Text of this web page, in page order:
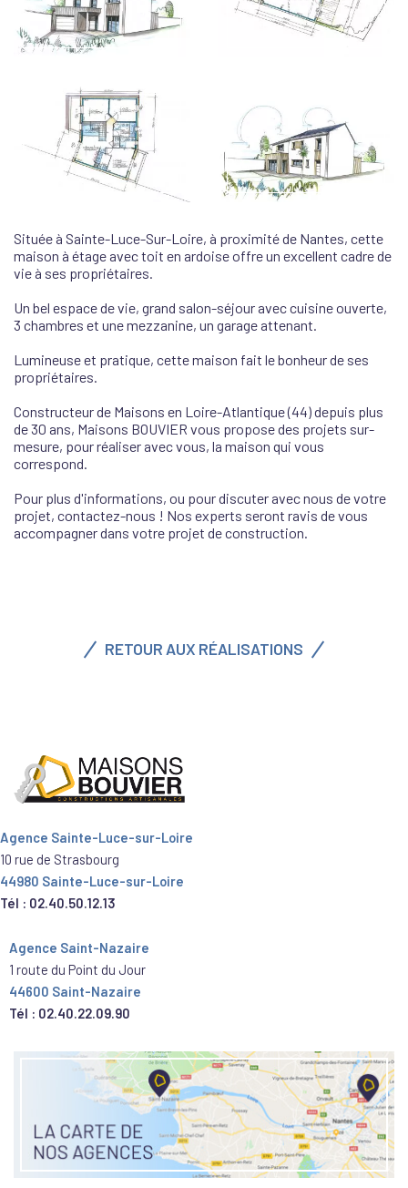
Située à Sainte-Luce-Sur-Loire, à proximité de Nantes, cette
maison à étage avec toit en ardoise offre un excellent cadre de
vie à ses propriétaires.
Un bel espace de vie, grand salon-séjour avec cuisine ouverte,
3 chambres et une mezzanine, un garage attenant.
Lumineuse et pratique, cette maison fait le bonheur de ses
propriétaires.
Constructeur de Maisons en Loire-Atlantique (44) depuis plus
de 30 ans, Maisons BOUVIER vous propose des projets sur-
mesure, pour réaliser avec vous, la maison qui vous
correspond.
Pour plus d'informations, ou pour discuter avec nous de votre
projet, contactez-nous ! Nos experts seront ravis de vous
accompagner dans votre projet de construction.
RETOUR AUX RÉALISATIONS
Agence Sainte-Luce-sur-Loire
10 rue de Strasbourg
44980 Sainte-Luce-sur-Loire
Tél : 02.40.50.12.13
Agence Saint-Nazaire
1 route du Point du Jour
44600 Saint-Nazaire
Tél : 02.40.22.09.90